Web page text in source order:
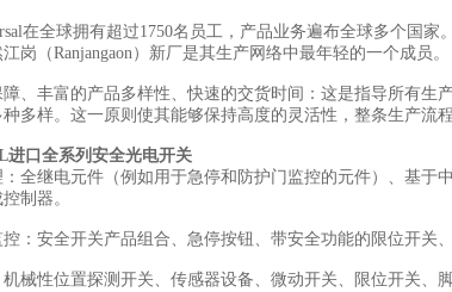
在全球拥有超过1750名员工，产品业务遍布全球多个国
岗（Ranjangaon）新厂是其生产网络中最年轻的一个成员。
、丰富的产品多样性、快速的交货时间：这是指导所有
多样。这一原则使其能够保持高度的灵活性，整条生产流
进口全系列安全光电开关
全继电元件（例如用于急停和防护门监控的元件）、基
制器。
：安全开关产品组合、急停按钮、带安全功能的限位开关
械性位置探测开关、传感器设备、微动开关、限位开关、